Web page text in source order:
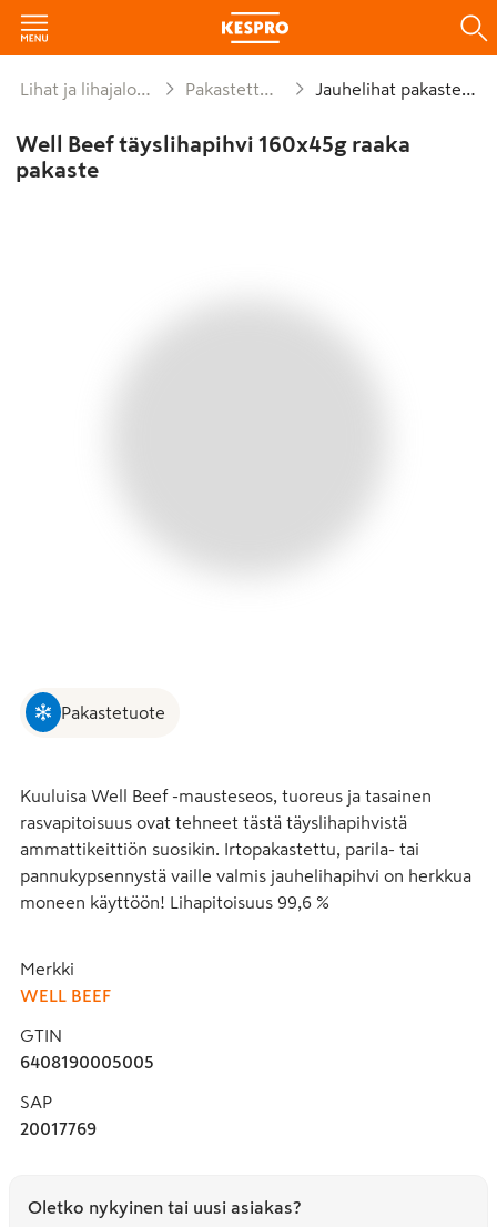
Lihat ja lihajalosteet Pakastettu liha Jauhelihat pakastettu
Well Beef täyslihapihvi 160x45g raaka
pakaste
Pakastetuote
Kuuluisa Well Beef -mausteseos, tuoreus ja tasainen
rasvapitoisuus ovat tehneet tästä täyslihapihvistä
ammattikeittiön suosikin. Irtopakastettu, parila- tai
pannukypsennystä vaille valmis jauhelihapihvi on herkkua
moneen käyttöön! Lihapitoisuus 99,6 %
Merkki
WELL BEEF
GTIN
6408190005005
SAP
20017769
Oletko nykyinen tai uusi asiakas?